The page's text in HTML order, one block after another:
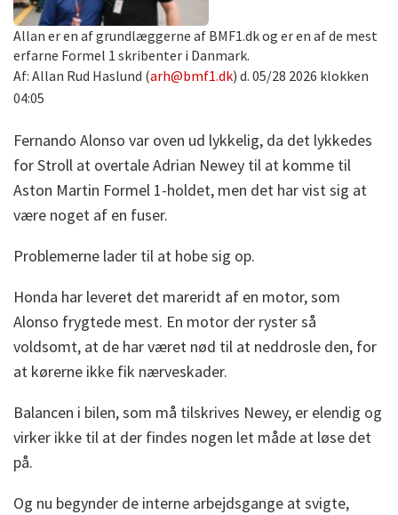
Allan er en af grundlæggerne af BMF1.dk og er en af de mest
erfarne Formel 1 skribenter i Danmark.
Af: Allan Rud Haslund (arh@bmf1.dk) d. 05/28 2026 klokken
04:05
Fernando Alonso var oven ud lykkelig, da det lykkedes
for Stroll at overtale Adrian Newey til at komme til
Aston Martin Formel 1-holdet, men det har vist sig at
være noget af en fuser.
Problemerne lader til at hobe sig op.
Honda har leveret det mareridt af en motor, som
Alonso frygtede mest. En motor der ryster så
voldsomt, at de har været nød til at neddrosle den, for
at kørerne ikke fik nærveskader.
Balancen i bilen, som må tilskrives Newey, er elendig og
virker ikke til at der findes nogen let måde at løse det
på.
Og nu begynder de interne arbejdsgange at svigte,